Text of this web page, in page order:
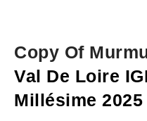
Copy Of
Val De Loire
Millésime 2025